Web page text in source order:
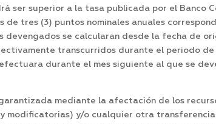
ser superior a la tasa publicada por el Banco
tres (3) puntos nominales anuales
se calcularan desde la fecha de
transcurridos durante el periodo
durante el mes siguiente al que se
mediante la afectación de los
y modificatorias) y/o cualquier otra